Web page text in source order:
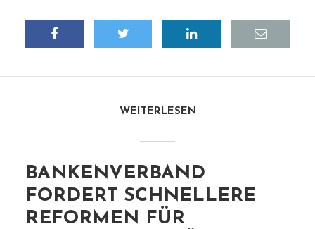
WEITERLESEN
BANKENVERBAND
FORDERT SCHNELLERE
REFORMEN FÜR